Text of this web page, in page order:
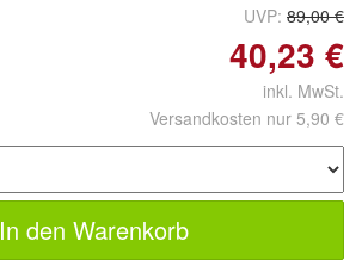
UVP: 89,00 €
40,23 €
inkl. MwSt.
Versandkosten nur 5,90 €
In den Warenkorb